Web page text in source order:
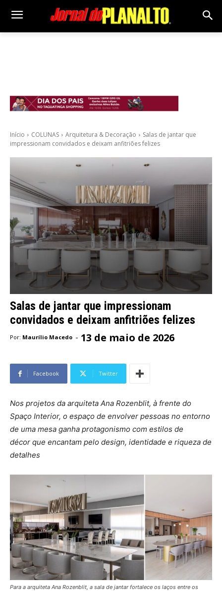
Início COLUNAS Arquitetura & Decoração
Salas de jantar que
impressionam convidados e deixam anfitriões felizes
Salas de jantar que impressionam
convidados e deixam anfitriões felizes
Por: Maurílio Macedo - 13 de maio de 2026
Facebook Twitter
Nos projetos da arquiteta Ana Rozenblit, à frente do
Spaço Interior, o espaço de envolver pessoas no entorno
de uma mesa ganha protagonismo com estilos de
décor que encantam pelo design, identidade e riqueza de
detalhes
Para a arquiteta Ana Rozenblit, a sala de jantar fortalece os laços entre os